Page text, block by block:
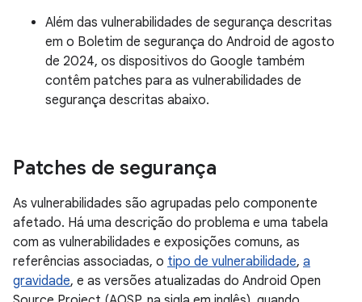
Além das vulnerabilidades de segurança descritas
em o Boletim de segurança do Android de agosto
de 2024, os dispositivos do Google também
contêm patches para as vulnerabilidades de
segurança descritas abaixo.
Patches de segurança
As vulnerabilidades são agrupadas pelo componente
afetado. Há uma descrição do problema e uma tabela
com as vulnerabilidades e exposições comuns, as
referências associadas, o tipo de vulnerabilidade, a
gravidade, e as versões atualizadas do Android Open